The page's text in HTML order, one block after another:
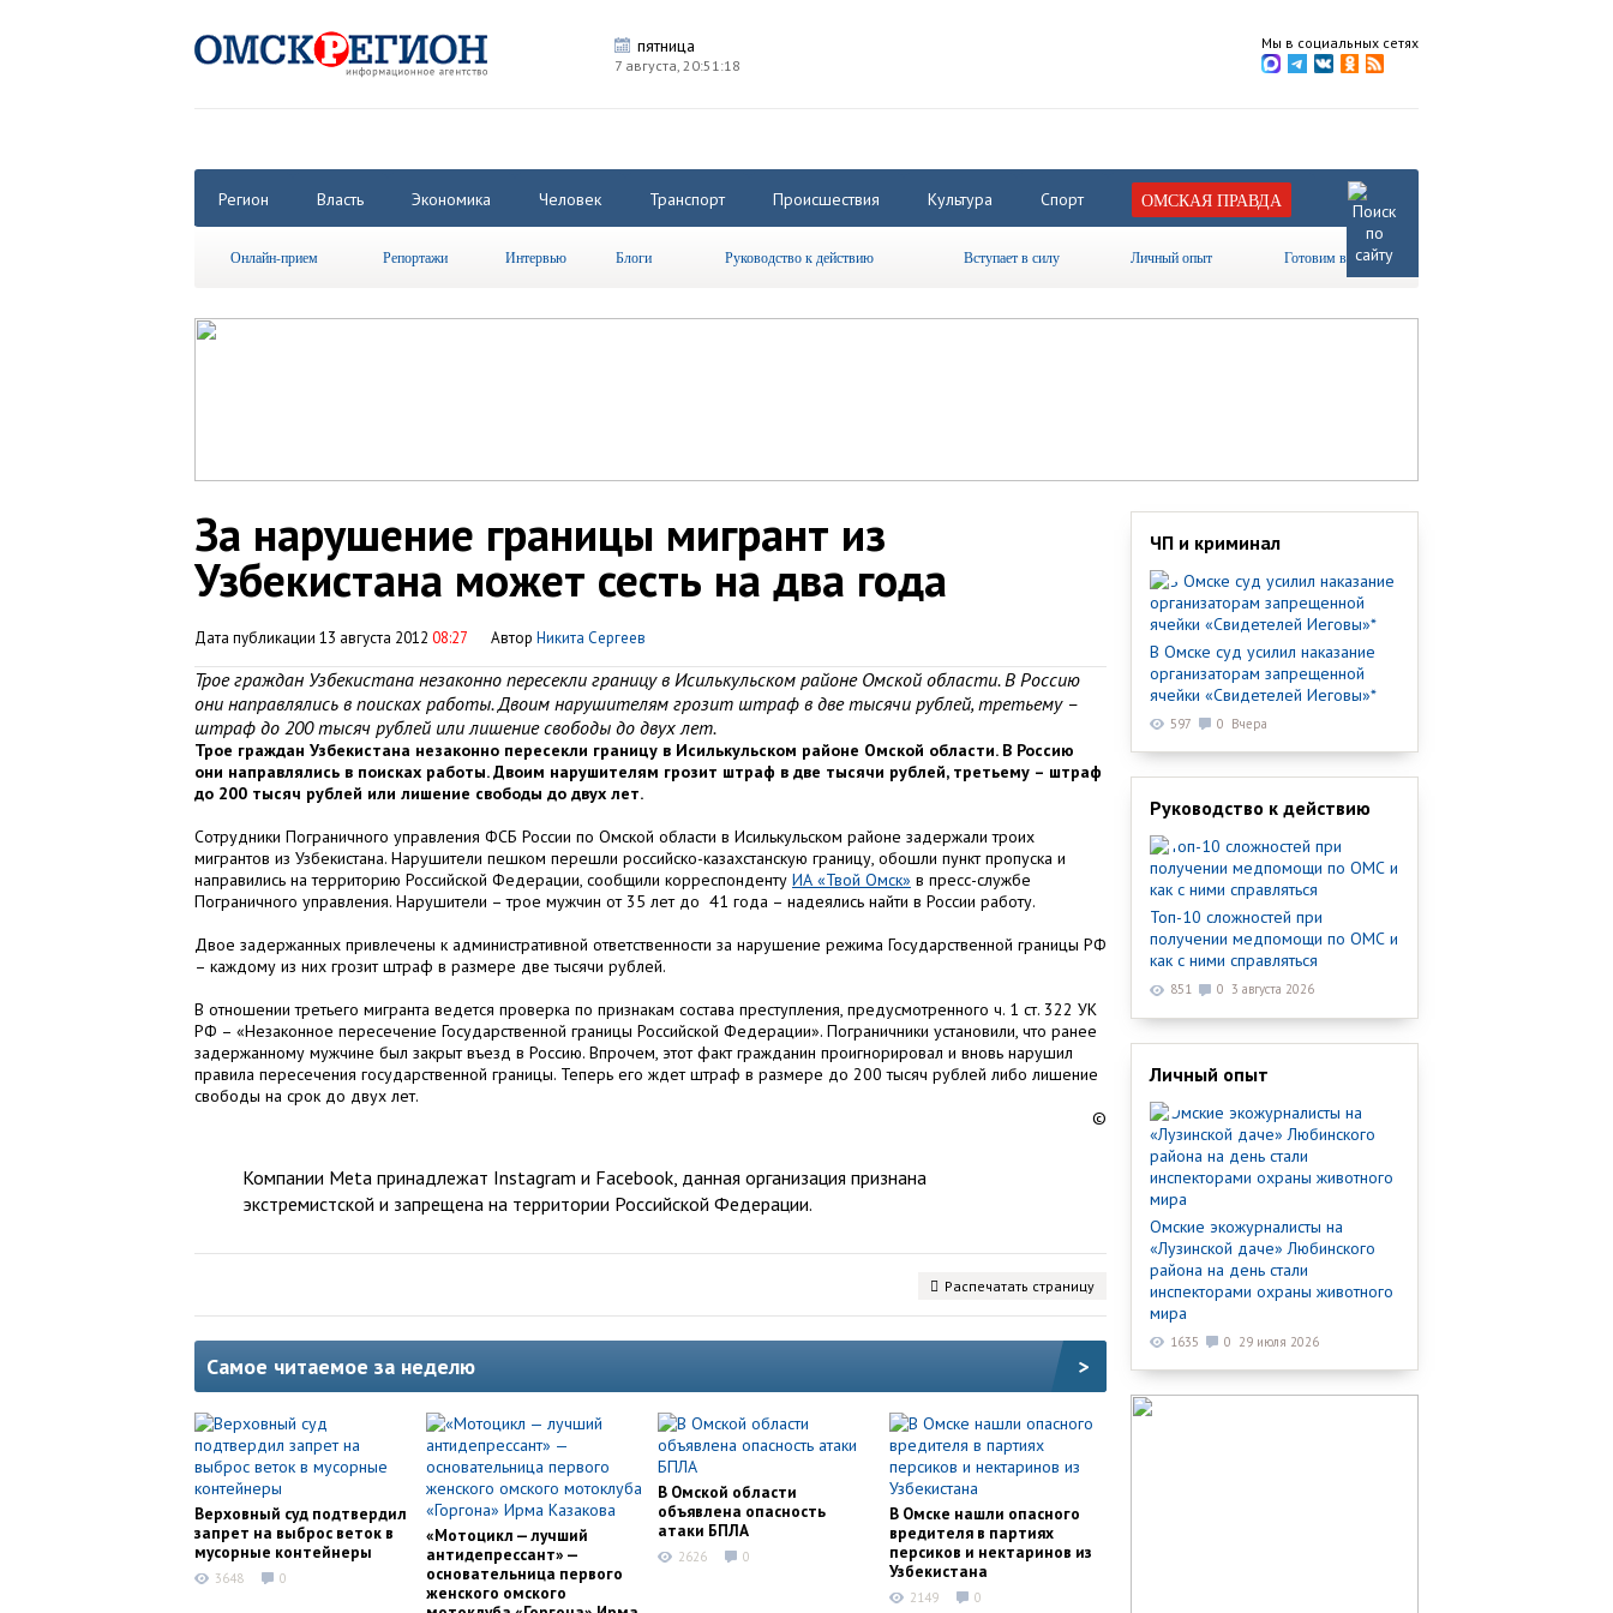
пятница
7 августа, 20:51:18
Мы в социальных сетях
Регион Власть Экономика Человек Транспорт Происшествия Культура Спорт ОМСКАЯ ПРАВДА
Онлайн-прием Репортажи Интервью Блоги Руководство к действию Вступает в силу Личный опыт Готовим вместе
За нарушение границы мигрант из
Узбекистана может сесть на два года
Дата публикации 13 августа 2012 08:27 Автор Никита Сергеев
Трое граждан Узбекистана незаконно пересекли границу в Исилькульском районе Омской области. В Россию
они направлялись в поисках работы. Двоим нарушителям грозит штраф в две тысячи рублей, третьему –
штраф до 200 тысяч рублей или лишение свободы до двух лет.
Трое граждан Узбекистана незаконно пересекли границу в Исилькульском районе Омской области. В Россию
они направлялись в поисках работы. Двоим нарушителям грозит штраф в две тысячи рублей, третьему – штраф
до 200 тысяч рублей или лишение свободы до двух лет.
Сотрудники Пограничного управления ФСБ России по Омской области в Исилькульском районе задержали троих
мигрантов из Узбекистана. Нарушители пешком перешли российско-казахстанскую границу, обошли пункт пропуска и
направились на территорию Российской Федерации, сообщили корреспонденту ИА «Твой Омск» в пресс-службе
Пограничного управления. Нарушители – трое мужчин от 35 лет до 41 года – надеялись найти в России работу.
Двое задержанных привлечены к административной ответственности за нарушение режима Государственной границы РФ
– каждому из них грозит штраф в размере две тысячи рублей.
В отношении третьего мигранта ведется проверка по признакам состава преступления, предусмотренного ч. 1 ст. 322 УК
РФ – «Незаконное пересечение Государственной границы Российской Федерации». Пограничники установили, что ранее
задержанному мужчине был закрыт въезд в Россию. Впрочем, этот факт гражданин проигнорировал и вновь нарушил
правила пересечения государственной границы. Теперь его ждет штраф в размере до 200 тысяч рублей либо лишение
свободы на срок до двух лет.
©
Компании Meta принадлежат Instagram и Facebook, данная организация признана
экстремистской и запрещена на территории Российской Федерации.
Распечатать страницу
Самое читаемое за неделю >
Верховный суд подтвердил
запрет на выброс веток в
мусорные контейнеры
3648 0
«Мотоцикл — лучший
антидепрессант» —
основательница первого
женского омского
В Омской области
объявлена опасность
атаки БПЛА
2626 0
В Омске нашли опасного
вредителя в партиях
персиков и нектаринов из
Узбекистана
2149 0
ЧП и криминал
В Омске суд усилил наказание
организаторам запрещенной
ячейки «Свидетелей Иеговы»*
597 0 Вчера
Руководство к действию
Топ-10 сложностей при
получении медпомощи по ОМС и
как с ними справляться
851 0 3 августа 2026
Личный опыт
Омские экожурналисты на
«Лузинской даче» Любинского
района на день стали
инспекторами охраны животного
мира
1635 0 29 июля 2026